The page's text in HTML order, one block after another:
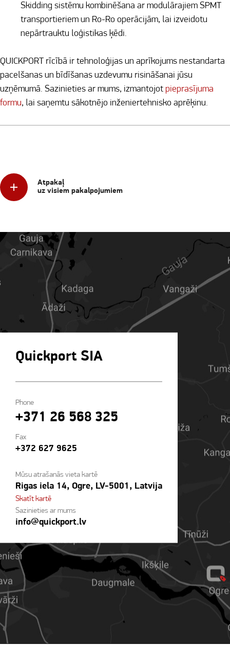
Skidding sistēmu kombinēšana ar modulārajiem SPMT
transportieriem un Ro-Ro operācijām, lai izveidotu
nepārtrauktu loģistikas ķēdi.
QUICKPORT rīcībā ir tehnoloģijas un aprīkojums nestandarta
pacelšanas un bīdīšanas uzdevumu risināšanai jūsu
uzņēmumā. Sazinieties ar mums, izmantojot pieprasījuma
formu, lai saņemtu sākotnējo inženiertehnisko aprēķinu.
Atpakaļ
uz visiem pakalpojumiem
Quickport SIA
Phone
+371 26 568 325
Fax
+372 627 9625
Mūsu atrašanās vieta kartē
Rigas iela 14, Ogre, LV-5001, Latvija
Skatīt kartē
Sazinieties ar mums
info@quickport.lv